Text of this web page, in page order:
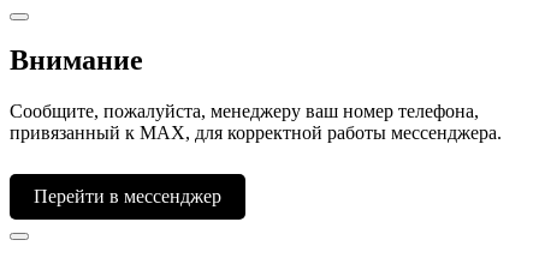
Внимание
Сообщите, пожалуйста, менеджеру ваш номер телефона,
привязанный к МАХ, для корректной работы мессенджера.
Перейти в мессенджер